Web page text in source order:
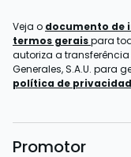
Veja o documento de
termos geraispara
autoriza a
Generales, S.A.U. para
política de
Promotor